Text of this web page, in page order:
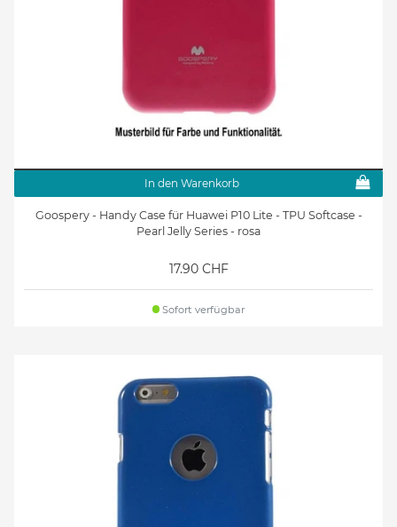
In den Warenkorb
Goospery - Handy Case für Huawei P10 Lite - TPU Softcase -
Pearl Jelly Series - rosa
17.90 CHF
Sofort verfügbar